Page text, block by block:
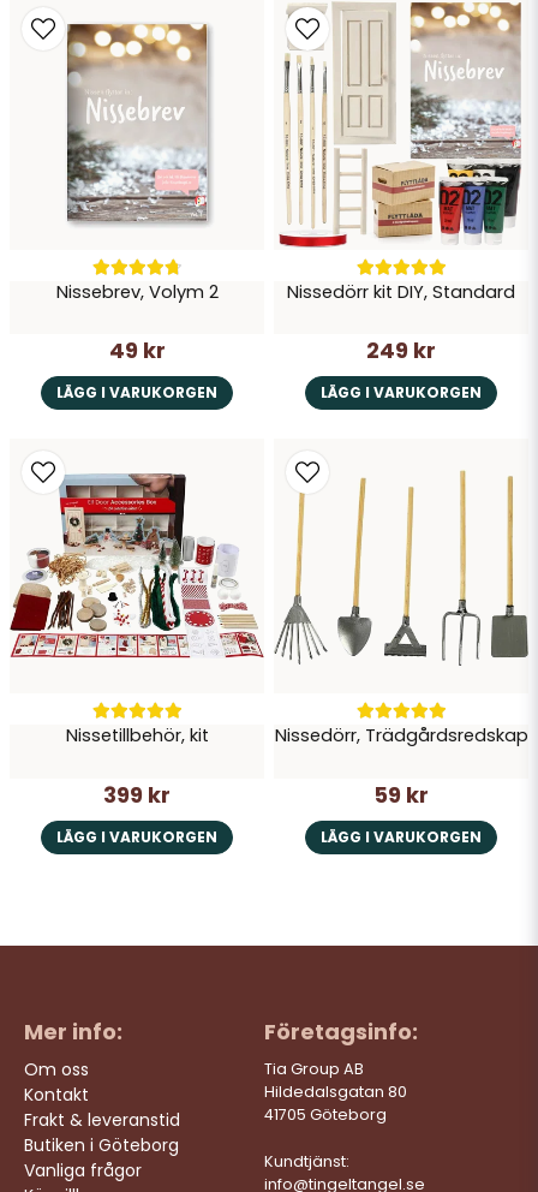
Nissebrev, Volym 2
49 kr
LÄGG I VARUKORGEN
Nissedörr kit DIY, Standard
249 kr
LÄGG I VARUKORGEN
Nissetillbehör, kit
399 kr
LÄGG I VARUKORGEN
Nissedörr, Trädgårdsredskap
59 kr
LÄGG I VARUKORGEN
Mer info:
Om oss
Kontakt
Frakt & leveranstid
Butiken i Göteborg
Vanliga frågor
Företagsinfo:
Tia Group AB
Hildedalsgatan 80
41705 Göteborg
Kundtjänst:
info@tingeltangel.se